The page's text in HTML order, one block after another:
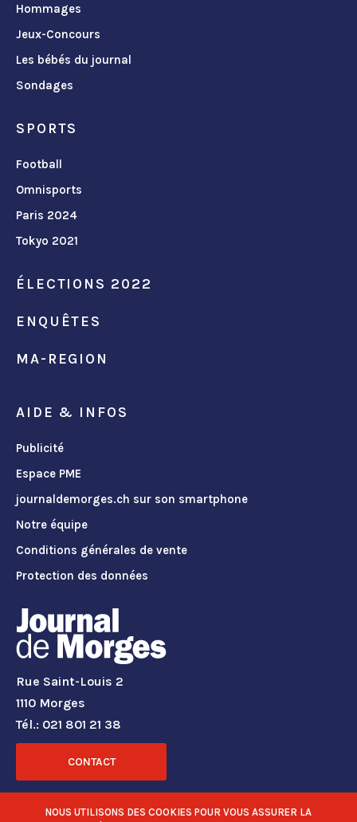
Hommages
Jeux-Concours
Les bébés du journal
Sondages
SPORTS
Football
Omnisports
Paris 2024
Tokyo 2021
ÉLECTIONS 2022
ENQUÊTES
MA-REGION
AIDE & INFOS
Publicité
Espace PME
journaldemorges.ch sur son smartphone
Notre équipe
Conditions générales de vente
Protection des données
Rue Saint-Louis 2
1110 Morges
Tél.: 021 801 21 38
CONTACT
RÉSEAUX SOCIAUX
NOUS UTILISONS DES COOKIES POUR VOUS ASSURER LA